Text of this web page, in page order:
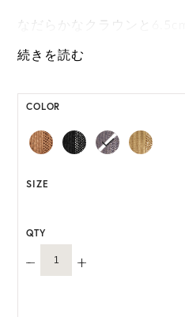
なだらかなクラウンと
ます。
ONE SIZE展開の商品:ONE
*天然素材を用いたハンド
COLOR
SIZE
QTY